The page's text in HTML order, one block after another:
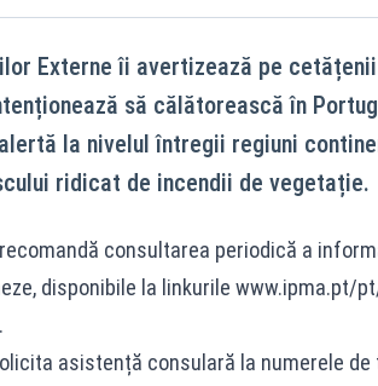
Externe îi avertizează pe
să călătorească în
la nivelul întregii regiuni
ridicat de incendii de vegetație.
consultarea periodică a
disponibile la linkurile www.ipma.pt/
asistență consulară la numerele de